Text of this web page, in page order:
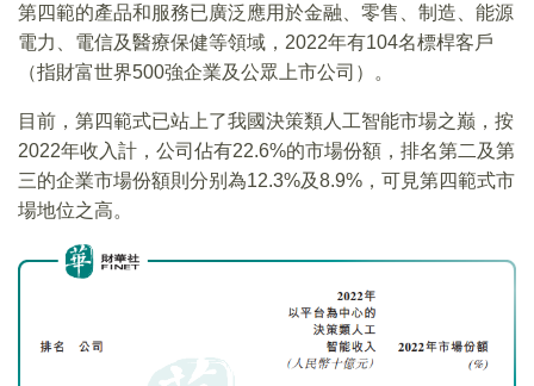
第四範的產品和服務已廣泛應用於金融、零售、制造、能源
電力、電信及醫療保健等領域，2022年有104名標桿客戶
（指財富世界500強企業及公眾上市公司）。
目前，第四範式已站上了我國決策類人工智能市場之巅，按
2022年收入計，公司佔有22.6%的市場份額，排名第二及第
三的企業市場份額則分别為12.3%及8.9%，可見第四範式市
場地位之高。